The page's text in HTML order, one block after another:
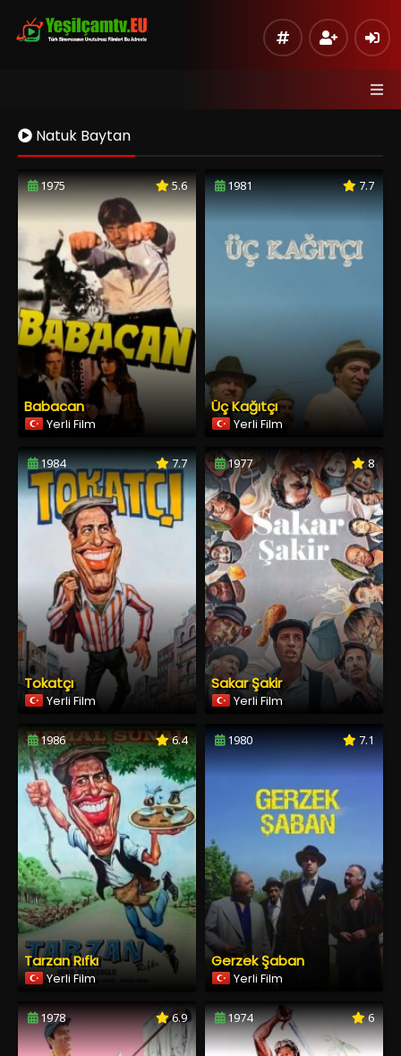
Natuk Baytan
1975 5.6
Babacan
Yerli Film
1981 7.7
Üç Kağıtçı
Yerli Film
1984 7.7
Tokatçı
Yerli Film
1977 8
Sakar Şakir
Yerli Film
1986 6.4
Tarzan Rıfkı
Yerli Film
1980 7.1
Gerzek Şaban
Yerli Film
1978 6.9 1974 6